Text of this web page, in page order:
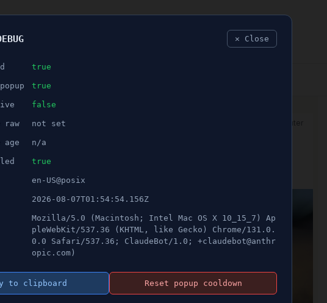
ANNONS
är en del av vår vardag"
✕ Close
true
true
false
raw not set
age n/a
true
en-US@posix
2026-08-07T01:54:54.156Z
Mozilla/5.0 (Macintosh; Intel Mac OS X 10_15_7) Ap
pleWebKit/537.36 (KHTML, like Gecko) Chrome/131.0.
0.0 Safari/537.36; ClaudeBot/1.0; +claudebot@anthr
opic.com)
to clipboard Reset popup cooldown